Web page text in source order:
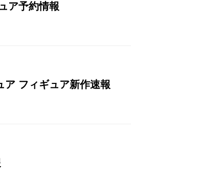
ア予約情報
フィギュア新作速報